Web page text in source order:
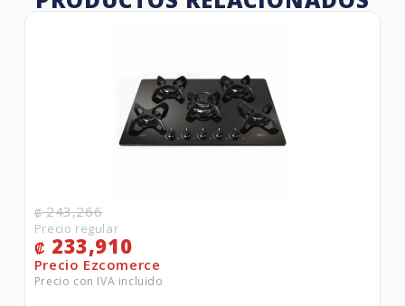
₡243,266
₡ 233,910